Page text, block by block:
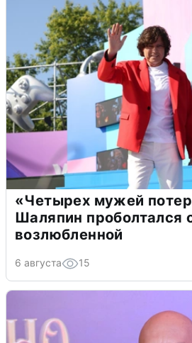
«Четырех мужей
Шаляпин проболтался
возлюбленной
6 августа 15